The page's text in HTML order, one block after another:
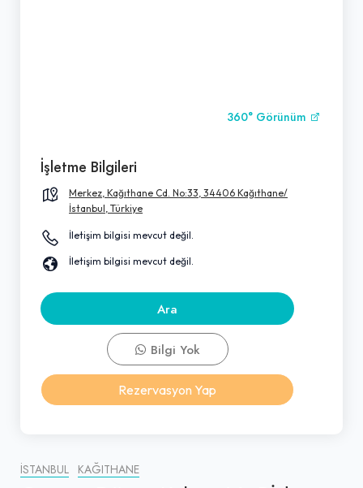
İSTANBUL KAĞITHANE
360° Görünüm
İşletme Bilgileri
Merkez, Kağıthane Cd. No:33, 34406 Kağıthane/
İstanbul, Türkiye
İletişim bilgisi mevcut değil.
İletişim bilgisi mevcut değil.
Ara
Bilgi Yok
Rezervasyon Yap